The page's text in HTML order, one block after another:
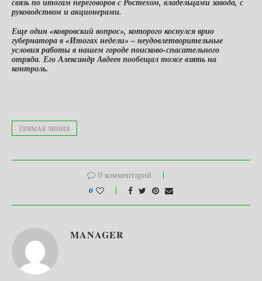
связь по итогам переговоров с Ростехом, владельцами завода, с
руководством и акционерами.
Еще один «ковровский вопрос», которого коснулся врио
губернатора в «Итогах недели» – неудовлетворительные
условия работы в нашем городе поисково-спасательного
отряда. Его Александр Авдеев пообещал тоже взять на
контроль.
ПРЯМАЯ ЛИНИЯ
0 комментарий
0
MANAGER